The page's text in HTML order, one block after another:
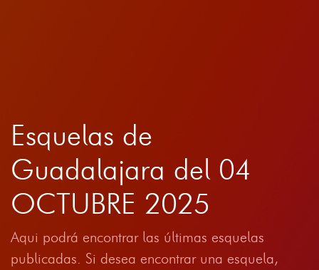
Esquelas de
Guadalajara del 04
OCTUBRE 2025
Aqui podrá encontrar las últimas esquelas
publicadas. Si desea encontrar una esquela,